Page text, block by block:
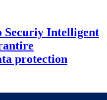
Securiy Intelligent
protection